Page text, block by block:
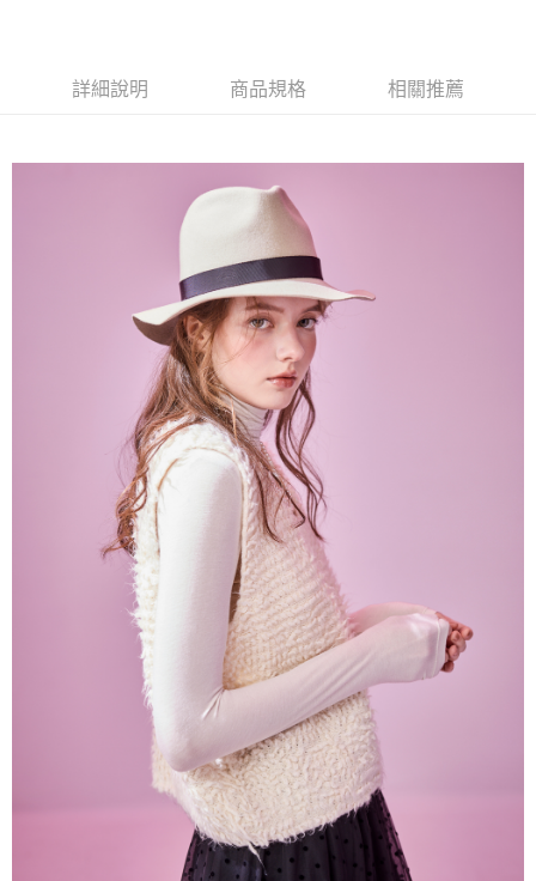
法說明評估內容。
帳／街口支付／iPASS MONEY」等通路繳費。
1.本服務係由「台灣大哥大股份有限公司」（以下簡稱本公司）所提供，讓
用戶於交易時，得透過本服務購買商品或服務，並由商店將買賣／分期付款
買賣價金債權讓與本公司後，依約使用本公司帳單繳交帳款。
2.基於同意付款使用「大哥付你分期」之契約關係目的，商店將以您的個人
資料（包含姓名、電話或地址）提供予台灣大哥大進項蒐集、處理及利用，
由本公司與您本人進行分期帳單所需資料之確認、核對及更正。
3.完整用戶服務條款，請詳閱以下連結：https://oppay.tw/userRule
每筆NT$60，滿NT$1,000(含以上)免運費
每筆NT$60，滿NT$1,000(含以上)免運費
每筆NT$80，滿NT$1,000(含以上)免運費
詳細說明 商品規格 相關推薦